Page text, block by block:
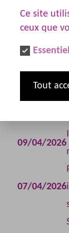
15/06/2026
09/04/2026
07/04/2026
Ce site
ceux que
Tout